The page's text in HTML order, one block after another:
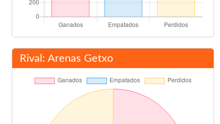
Rival: Arenas Getxo